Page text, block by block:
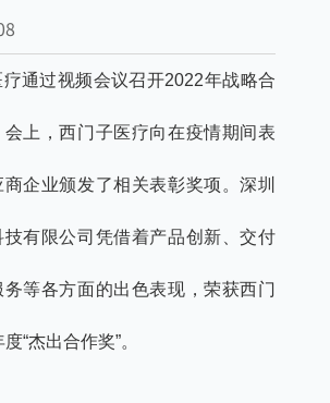
杰出合作奖”
通过视频会议召开2022年战略合
上，西门子医疗向在疫情期间表
企业颁发了相关表彰奖项。深圳
有限公司凭借着产品创新、交付
等各方面的出色表现，荣获西门
“杰出合作奖”。